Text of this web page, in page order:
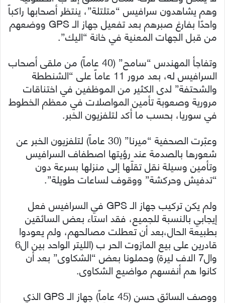
وهم يشاهدون سرافيس “متلتلة”، ينتظر أصحابها راكباً
واحدًا بفارغ صبرهم بعد تفعيل جهاز الـ GPS ووضعهم
من قبل الجهات المعنية في خانة “اليك”.
وتفاجأ المهندس “سامح” (40 عاماً) من ملقى أصحاب
السرافيس له، بعد مرور 11 عاماً على “الشنططة
والشحتفة” لدى الكثير من الموظفين في اختناقات
مرورية وصعوبة تأمين المواصلات في معظم الخطوط
في سوريا، بحسب ما أكد لتلفزيون الخبر.
وعبّرت الصحفية “ميرنا” (30 عاماً) لتلفزيون الخبر عن
شعورها بالصدمة عند رؤيتها اصطفاف السرافيس
وتأمين وسيلة نقل تقلّها إلى منزلها بسرعة دون
“تدفيش وحركشة” ووقوف لساعات طويلة”.
ولم يكن تركيب جهاز الـ GPS في السرافيس فعل
إيجابي بالنسبة للجميع، فقد استاء بعض السائقين
بطبيعة الحال،بعد أن تعطلت مصالحهم، ولم يعودوا
قادرين على بيع المازوت الحر ب (الليتر الواحد بين ال6
وال7 الاف ليرة) وحملونا بعض “الشكاوى” بعد أن
كانوا هم أنفسهم مواضيع الشكاوى.
ووصف السائق حسن (45 عاماً) جهاز الـ GPS الذي